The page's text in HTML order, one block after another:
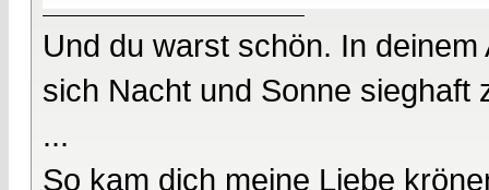
Und du warst schön. In deinem
sich Nacht und Sonne sieghaft
...
So kam dich meine Liebe